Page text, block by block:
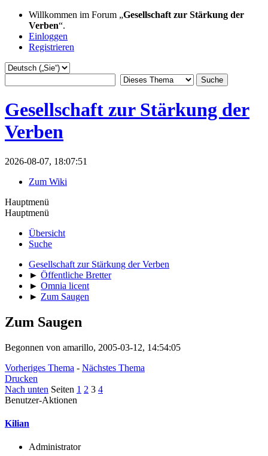
Willkommen im Forum „Gesellschaft zur Stärkung der
Verben“.
Einloggen
Registrieren
Gesellschaft zur Stärkung der
Verben
2026-08-07, 18:07:51
Zum Wiki
Hauptmenü
Hauptmenü
Übersicht
Suche
Gesellschaft zur Stärkung der Verben
► Öffentliche Bretter
► Omnia licent
► Zum Saugen
Zum Saugen
Begonnen von amarillo, 2005-03-12, 14:54:05
Vorheriges Thema - Nächstes Thema
Drucken
Nach unten Seiten 1 2 3 4
Benutzer-Aktionen
Kilian
Administrator